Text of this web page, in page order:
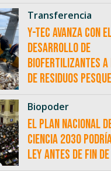
Transferencia
Y-TEC avanza con
desarrollo de
biofertilizantes
de residuos
Biopoder
El Plan Nacional
Ciencia 2030
ley antes de fin de